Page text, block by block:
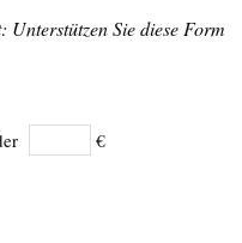
Unterstützen Sie diese Form
€